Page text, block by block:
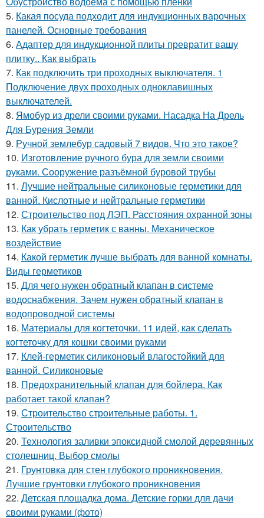
5. Какая посуда подходит для индукционных варочных
панелей. Основные требования
6. Адаптер для индукционной плиты превратит вашу
плитку.. Как выбрать
7. Как подключить три проходных выключателя. 1
Подключение двух проходных одноклавишных
выключателей.
8. Ямобур из дрели своими руками. Насадка На Дрель
Для Бурения Земли
9. Ручной землебур садовый 7 видов. Что это такое?
10. Изготовление ручного бура для земли своими
руками. Сооружение разъёмной буровой трубы
11. Лучшие нейтральные силиконовые герметики для
ванной. Кислотные и нейтральные герметики
12. Строительство под ЛЭП. Расстояния охранной зоны
13. Как убрать герметик с ванны. Механическое
воздействие
14. Какой герметик лучше выбрать для ванной комнаты.
Виды герметиков
15. Для чего нужен обратный клапан в системе
водоснабжения. Зачем нужен обратный клапан в
водопроводной системы
16. Материалы для когтеточки. 11 идей, как сделать
когтеточку для кошки своими руками
17. Клей-герметик силиконовый влагостойкий для
ванной. Силиконовые
18. Предохранительный клапан для бойлера. Как
работает такой клапан?
19. Строительство строительные работы. 1.
Строительство
20. Технология заливки эпоксидной смолой деревянных
столешниц. Выбор смолы
21. Грунтовка для стен глубокого проникновения.
Лучшие грунтовки глубокого проникновения
22. Детская площадка дома. Детские горки для дачи
своими руками (фото)